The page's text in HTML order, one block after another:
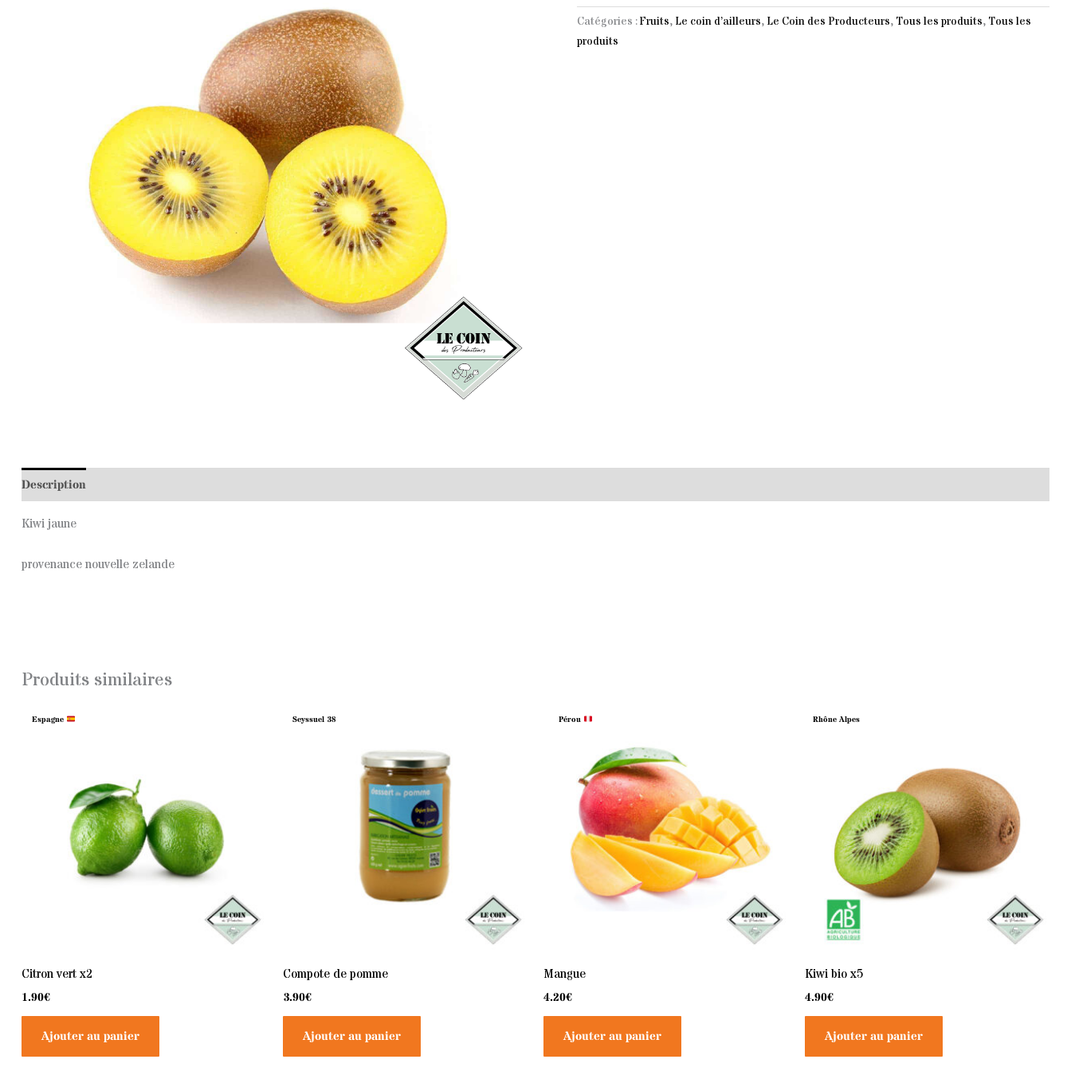
Catégories :Fruits, Le coin d’ailleurs, Le Coin des Producteurs, Tous les produits, Tous les
produits
Description
Kiwi jaune
provenance nouvelle zelande
Produits similaires
Espagne
Citron vert x2
1.90€
Ajouter au panier
Seyssuel 38
Compote de pomme
3.90€
Ajouter au panier
Pérou
Mangue
4.20€
Ajouter au panier
Rhône Alpes
Kiwi bio x5
4.90€
Ajouter au panier